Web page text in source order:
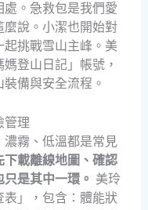
處。急救包是我們愛
麼說。小潔也開始對
挑戰雪山主峰。美
登山日記」帳號，
備與安全流程。
管理
霧、低溫都是常見
下載離線地圖、確認
是其中一環。 美玲
」，包含：體能狀